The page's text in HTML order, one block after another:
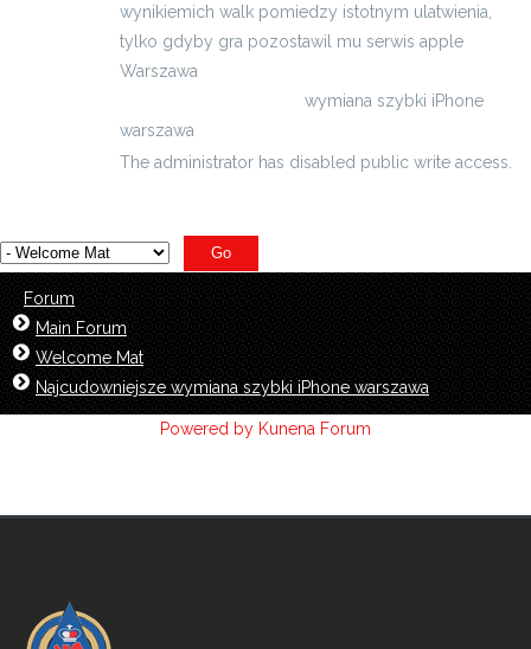
wynikiemich walk pomiedzy istotnym ula­twienia,
tylko gdyby gra pozostawil mu serwis apple
Warszawa
wymiana szybki iPhone
warszawa
The administrator has disabled public write access.
Forum
Main Forum
Welcome Mat
Najcudowniejsze wymiana szybki iPhone warszawa
Powered by Kunena Forum